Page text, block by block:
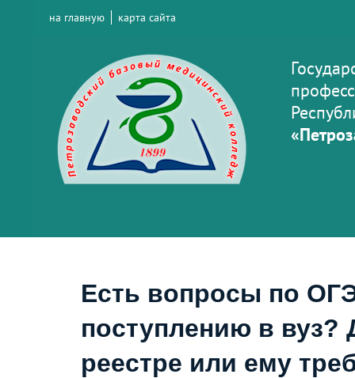
на главную карта сайта
Есть вопросы по
поступлению в вуз?
реестре или ему